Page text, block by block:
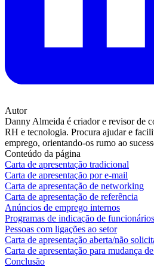
Autor
Danny Almeida é criador e revisor de
RH e tecnologia. Procura ajudar e
emprego, orientando-os rumo ao
Conteúdo da página
Carta de apresentação tradicional
Carta de apresentação por e-mail
Carta de apresentação de networking
Carta de apresentação de referência
Anúncios de emprego internos
Programas de indicação de funcionários
Pessoas com ligações ao setor
Carta de apresentação aberta/não
Carta de apresentação para mudança
Conclusão